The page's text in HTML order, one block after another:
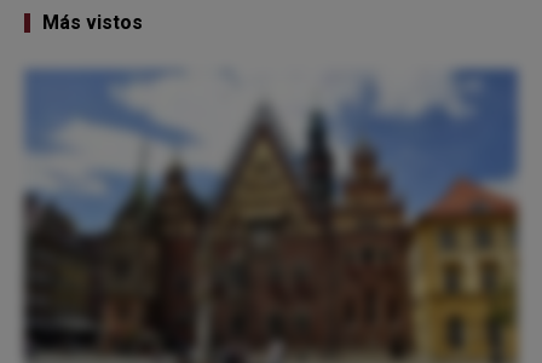
Más vistos